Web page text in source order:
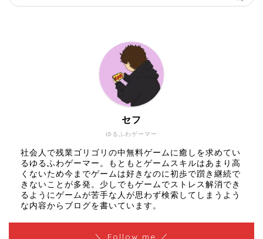
ゆるふわゲーマー
セフ
社会人で残業ゴリゴリの中無料ゲームに癒しを求めてい
るゆるふわゲーマー。もともとゲームスキルはあまり高
くないため今までゲームは好きなのに初歩で躓き継続で
きないことが多発。少しでもゲームでストレス解消でき
るようにゲームが苦手な人が思わず検索してしまうよう
な内容からブログを書いています。
＼ Follow me ／